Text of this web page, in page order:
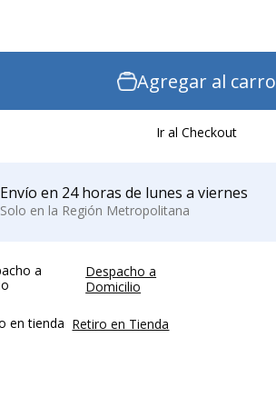
Agregar al carro
Ir al Checkout
Envío en 24 horas de lunes a viernes
Solo en la Región Metropolitana
Despacho a
Domicilio
Retiro en Tienda